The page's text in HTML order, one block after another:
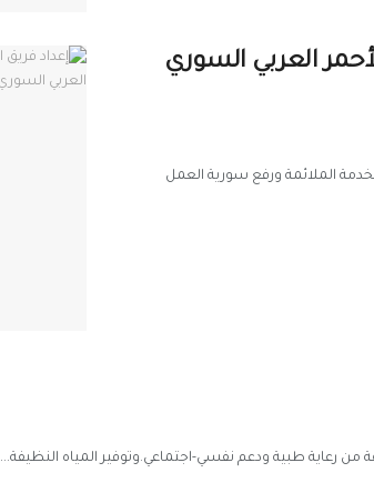
العربي السوري
الملائمة ورفع سورية العمل
طبية ودعم نفسي-اجتماعي.وتوفير المياه النظيفة...